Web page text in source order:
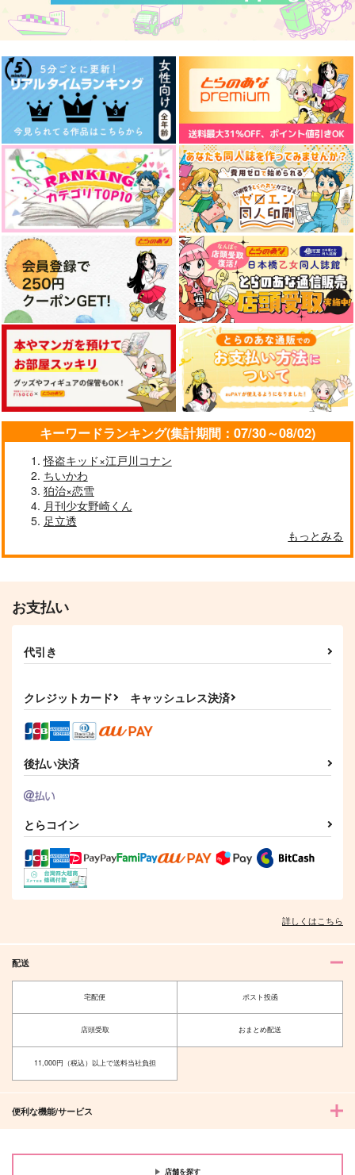
遠い場所で君を想う
「何処か」
990円（税込）
獅子王司×石神千空
サンプル
作品詳細
うさ五といっしょ2
＋+Halcyon+＋
1,000 円（税込）
七海建人×五条悟
サンプル
作品詳細
ちょいはぴDays
ＨＲ12
472円 （税込）
綾部喜八郎×平滝夜叉丸
サンプル
作品詳細
#任務中にクレープ食
うな！！
英雄社
944円（税込）
伊波ライ
サンプル
作品詳細
例えばそれが永遠だと
して
英雄社
3,144円（税込）
緋八マナ
サンプル
みにはぴDays
ＨＲ12
825円（税込）
綾部喜八郎×平滝夜叉丸
もぐもぐトキヤくん！
微糖ショコラ
472 （税込）
一ノ瀬トキヤ×七海春歌
サンプル
作品詳細
薄明
1,001
正気の沙汰でない
315円（税込）
剣持刀也
merry go round
1,100円（税込）
キーワードランキング(集計期間：07/30～08/02)
怪盗キッド×江戸川コナン
ちいかわ
狛治×恋雪
月刊少女野崎くん
足立透
もっとみる
お支払い
代引き
クレジットカード キャッシュレス決済
後払い決済
とらコイン
詳しくはこちら
配送
宅配便 ポスト投函
店頭受取 おまとめ配送
11,000円（税込）以上で送料当社負担
便利な機能/サービス
店舗を探す